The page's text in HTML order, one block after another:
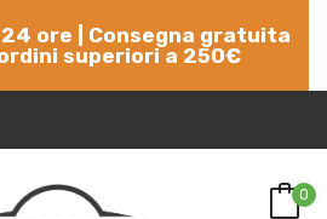
ore | Consegna gratuita
superiori a 250€
0